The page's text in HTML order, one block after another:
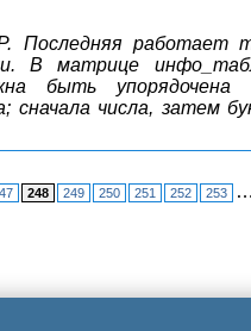
Последняя работает
В матрице
быть
числа, затем
248 249 250 251 252 253 …